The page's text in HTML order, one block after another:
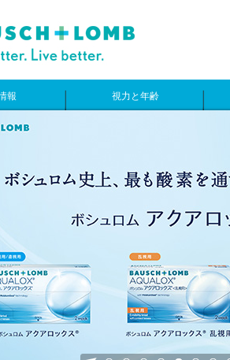
報 視力と年齢